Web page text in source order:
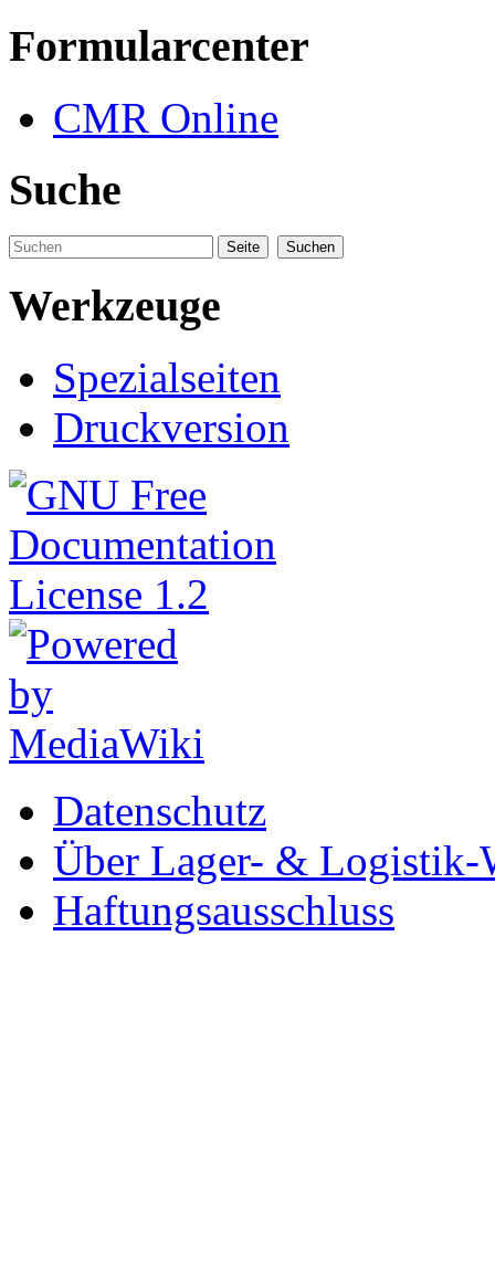
Formularcenter
CMR Online
Suche
Werkzeuge
Spezialseiten
Druckversion
Datenschutz
Über Lager- &
Haftungsausschluss